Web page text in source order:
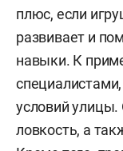
плюс, если
развивает и
навыки. К
условий улицы.
ловкость, а